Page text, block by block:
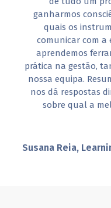
ganharmos
quais os
comunicar com a
aprendemos
prática na gestão,
nossa equipa.
nos dá respostas
sobre qual a
Susana Reia,